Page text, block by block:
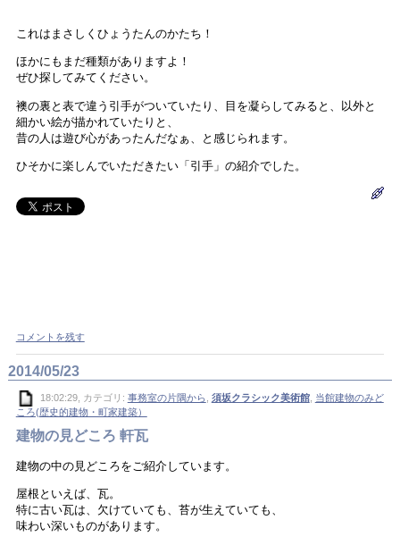
これはまさしくひょうたんのかたち！
ほかにもまだ種類がありますよ！
ぜひ探してみてください。
襖の裏と表で違う引手がついていたり、目を凝らしてみると、以外と
細かい絵が描かれていたりと、
昔の人は遊び心があったんだなぁ、と感じられます。
ひそかに楽しんでいただきたい「引手」の紹介でした。
コメントを残す
2014/05/23
18:02:29, カテゴリ: 事務室の片隅から 須坂クラシック美術館, 当館建物のみど
ころ(歴史的建物・町家建築）
建物の見どころ 軒瓦
建物の中の見どころをご紹介しています。
屋根といえば、瓦。
特に古い瓦は、欠けていても、苔が生えていても、
味わい深いものがあります。